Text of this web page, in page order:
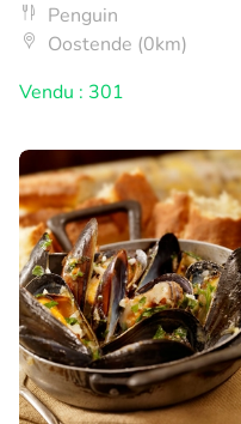
Penguin
Oostende (0km)
Vendu : 301